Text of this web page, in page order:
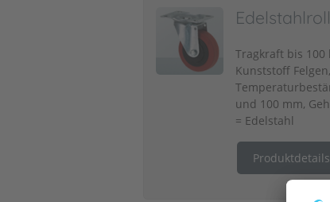
Tragkraft bis
Kunststoff
und 100 mm,
= Edelstahl
Produktdetails